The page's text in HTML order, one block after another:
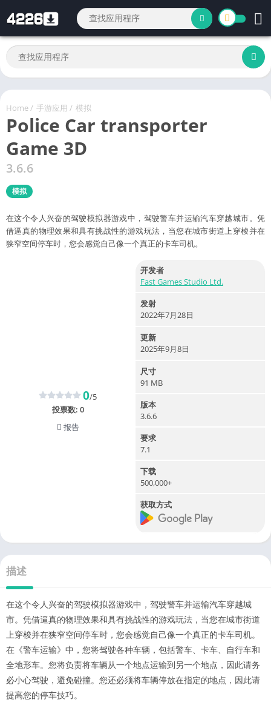
Home/ 手游应用 / 模拟
Police Car transporter
Game 3D
3.6.6
模拟
在这个令人兴奋的驾驶模拟器游戏中，驾驶警车并运输汽车穿越城市。凭
借逼真的物理效果和具有挑战性的游戏玩法，当您在城市街道上穿梭并在
狭窄空间停车时，您会感觉自己像一个真正的卡车司机。
0/5
投票数: 0
报告
开发者
Fast Games Studio Ltd.
发射
2022年7月28日
更新
2025年9月8日
尺寸
91 MB
版本
3.6.6
要求
7.1
下载
500,000+
获取方式
描述
在这个令人兴奋的驾驶模拟器游戏中，驾驶警车并运输汽车穿越城
市。凭借逼真的物理效果和具有挑战性的游戏玩法，当您在城市街道
上穿梭并在狭窄空间停车时，您会感觉自己像一个真正的卡车司机。
在《警车运输》中，您将驾驶各种车辆，包括警车、卡车、自行车和
全地形车。您将负责将车辆从一个地点运输到另一个地点，因此请务
必小心驾驶，避免碰撞。您还必须将车辆停放在指定的地点，因此请
提高您的停车技巧。